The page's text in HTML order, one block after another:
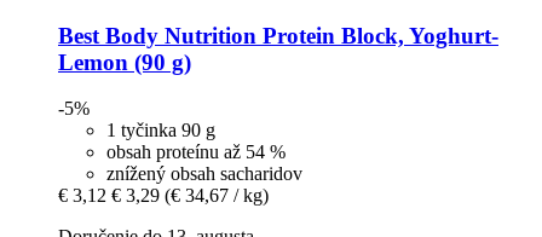
Best Body Nutrition Protein Block, Yoghurt-​
Lemon (90 g)
-5%
1 tyčinka 90 g
obsah proteínu až 54 %
znížený obsah sacharidov
€ 3,12 € 3,29 (€ 34,67 / kg)